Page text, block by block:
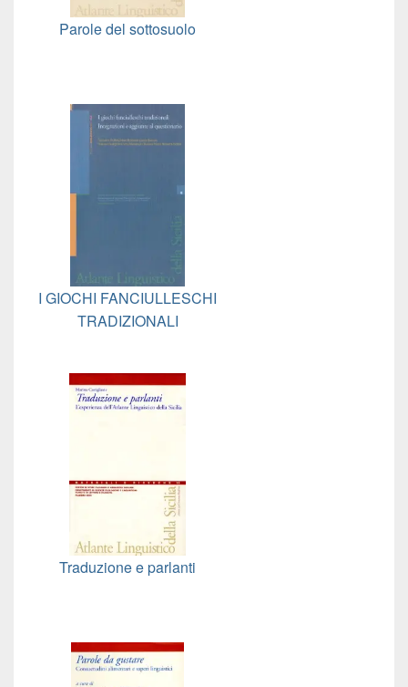
Parole del sottosuolo
I GIOCHI FANCIULLESCHI
TRADIZIONALI
Traduzione e parlanti